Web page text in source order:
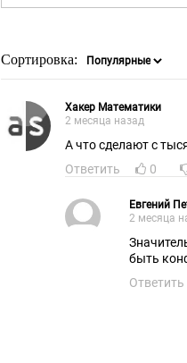
Сортировка:
Хакер Математики
2 месяца назад
А что сделают с
Ответить
0
Евгений
2 месяца
быть
Ответить